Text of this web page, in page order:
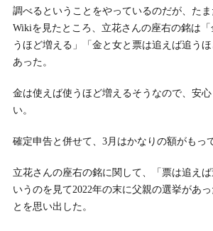
調べるということをやっているのだが、た
Wikiを見たところ、立花さんの座右の銘は
うほど増える」「金と女と票は追えば追う
あった。
金は使えば使うほど増えるそうなので、安
い。
確定申告と併せて、3月はかなりの額がもっ
立花さんの座右の銘に関して、「票は追え
いうのを見て2022年の末に父親の選挙があ
とを思い出した。